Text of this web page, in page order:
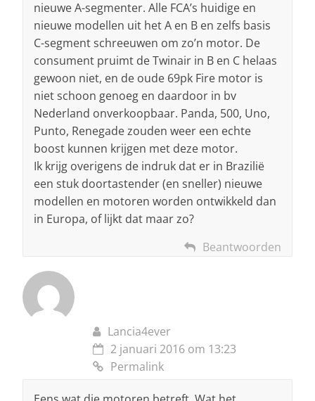
nieuwe A-segmenter. Alle FCA’s huidige en
nieuwe modellen uit het A en B en zelfs basis
C-segment schreeuwen om zo’n motor. De
consument pruimt de Twinair in B en C helaas
gewoon niet, en de oude 69pk Fire motor is
niet schoon genoeg en daardoor in bv
Nederland onverkoopbaar. Panda, 500, Uno,
Punto, Renegade zouden weer een echte
boost kunnen krijgen met deze motor.
Ik krijg overigens de indruk dat er in Brazilië
een stuk doortastender (en sneller) nieuwe
modellen en motoren worden ontwikkeld dan
in Europa, of lijkt dat maar zo?
Beantwoorden
Lancia4ever
2 januari 2016 om 13:23
Permalink